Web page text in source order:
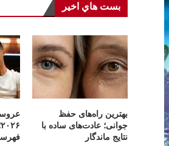
بست هاي اخير
بهترین راه‌های حفظ
جوانی؛ عادت‌های ساده با
نتایج ماندگار